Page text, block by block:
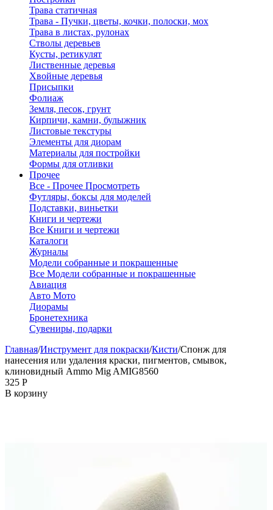
Трава статичная
Трава - Пучки, цветы, кочки, полоски, мох
Трава в листах, рулонах
Стволы деревьев
Кусты, ретикулят
Лиственные деревья
Хвойные деревья
Присыпки
Фолиаж
Земля, песок, грунт
Кирпичи, камни, булыжник
Листовые текстуры
Элементы для диорам
Материалы для постройки
Формы для отливки
Прочее
Все - Прочее Просмотреть
Футляры, боксы для моделей
Подставки, виньетки
Книги и чертежи
Все Книги и чертежи
Каталоги
Журналы
Модели собранные и покрашенные
Все Модели собранные и покрашенные
Авиация
Авто Мото
Диорамы
Бронетехника
Сувениры, подарки
Главная/Инструмент для покраски/Кисти/Спонж для
нанесения или удаления краски, пигментов, смывок,
клиновидный Ammo Mig AMIG8560
‍325‍ Р
В корзину